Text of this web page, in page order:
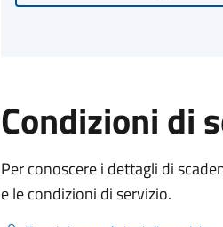
Condizioni di
Per conoscere i dettagli di
e le condizioni di servizio.